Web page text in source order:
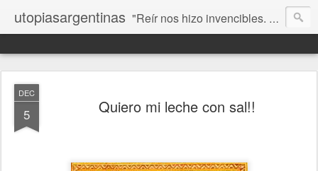
utopiasargentinas "Reír nos hizo invencibles. No como los que siempre ganan, sino como aquellos que no se rinden”. Frida Kahlo
DEC
5 Quiero mi leche con sal!!